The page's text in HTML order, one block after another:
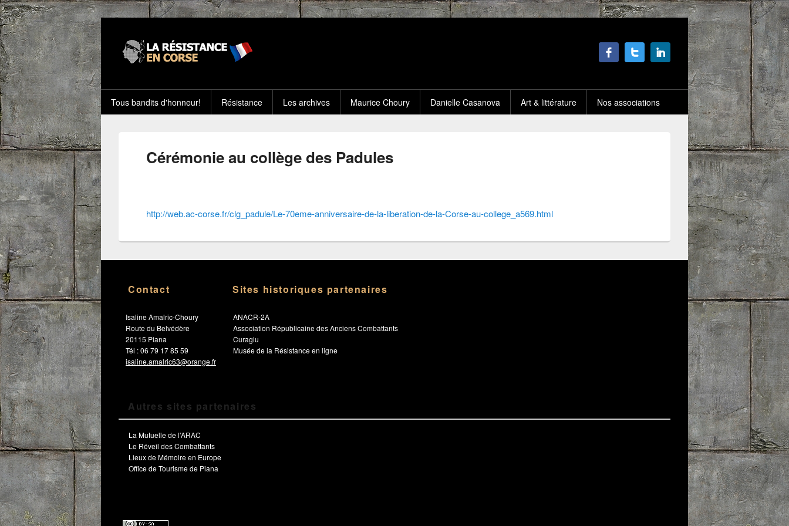
Tous bandits d'honneur! Résistance Les archives Maurice Choury Danielle Casanova Art & littérature Nos associations
Cérémonie au collège des Padules
http://web.ac-corse.fr/clg_padule/Le-70eme-anniversaire-de-la-liberation-de-la-Corse-au-college_a569.html
Contact
Isaline Amalric-Choury
Route du Belvédère
20115 Piana
Tél : 06 79 17 85 59
isaline.amalric63@orange.fr
Sites historiques partenaires
ANACR-2A
Association Républicaine des Anciens Combattants
Curagiu
Musée de la Résistance en ligne
Autres sites partenaires
La Mutuelle de l'ARAC
Le Réveil des Combattants
Lieux de Mémoire en Europe
Office de Tourisme de Piana